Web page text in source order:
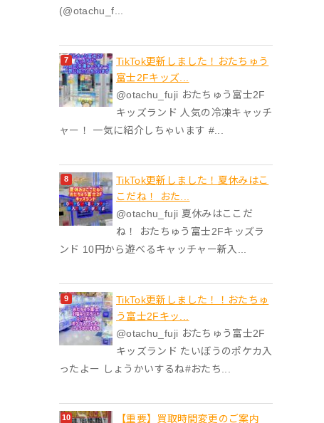
(@otachu_f...
TikTok更新しました！おたちゅう
富士2Fキッズ...
@otachu_fuji おたちゅう富士2F
キッズランド 人気の冷凍キャッチ
ャー！ 一気に紹介しちゃいます #...
TikTok更新しました！夏休みはこ
こだね！ おた...
@otachu_fuji 夏休みはここだ
ね！ おたちゅう富士2Fキッズラ
ンド 10円から遊べるキャッチャー新入...
TikTok更新しました！！おたちゅ
う富士2Fキッ...
@otachu_fuji おたちゅう富士2F
キッズランド たいぼうのポケカ入
ったよー しょうかいするね#おたち...
【重要】買取時間変更のご案内